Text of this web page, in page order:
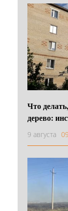
Что
дерево:
9 августа